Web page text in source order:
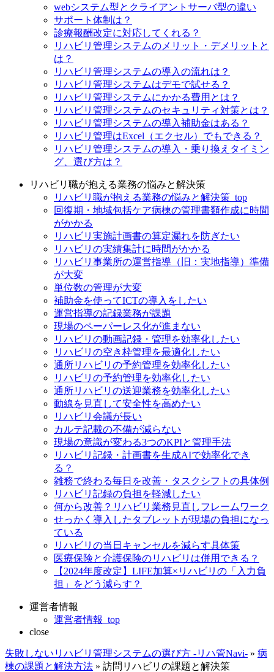
webシステム型とクライアントサーバ型の違い
サポート体制は？
診療報酬改定に対応してくれる？
リハビリ管理システムのメリット・デメリットと
は？
リハビリ管理システムの導入の流れは？
リハビリ管理システムはデモで試せる？
リハビリ管理システムにかかる費用とは？
リハビリ管理システムのセキュリティ対策とは？
リハビリ管理システムの導入補助金はある？
リハビリ管理はExcel（エクセル）でもできる？
リハビリ管理システムの導入・乗り換えタイミン
グ、選び方は？
リハビリ職が抱える業務の悩みと解決策
リハビリ職が抱える業務の悩みと解決策_top
回復期・地域包括ケア病棟の管理書類作成に時間
がかかる
リハビリ実施計画書の算定漏れを防ぎたい
リハビリの実績集計に時間がかかる
リハビリ事業所の運営指導（旧：実地指導）準備
が大変
単位数の管理が大変
補助金を使ってICTの導入をしたい
運営指導の記録業務が課題
現場のペーパーレス化が進まない
リハビリの動画記録・管理を効率化したい
リハビリの空き枠管理を最適化したい
通所リハビリの予約管理を効率化したい
リハビリの予約管理を効率化したい
通所リハビリの送迎業務を効率化したい
動線を見直して安全性を高めたい
リハビリ会議が長い
カルテ記載の不備が減らない
現場の意識が変わる3つのKPIと管理手法
リハビリ記録・計画書を生成AIで効率化でき
る？
雑務で終わる毎日を改善・タスクシフトの具体例
リハビリ記録の負担を軽減したい
何から改善？リハビリ業務見直しフレームワーク
せっかく導入したタブレットが現場の負担になっ
ている
リハビリの当日キャンセルを減らす具体策
医療保険と介護保険のリハビリは併用できる？
【2024年度改定】LIFE加算×リハビリの「入力負
担」をどう減らす？
運営者情報
運営者情報_top
close
失敗しないリハビリ管理システムの選び方 -リハ管Navi- » 病
棟の課題と解決方法 » 訪問リハビリの課題と解決策